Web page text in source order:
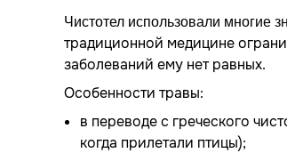
Чистотел использовали многие
традиционной медицине
заболеваний ему нет равных.
Особенности травы:
в переводе с греческого
когда прилетали птицы);